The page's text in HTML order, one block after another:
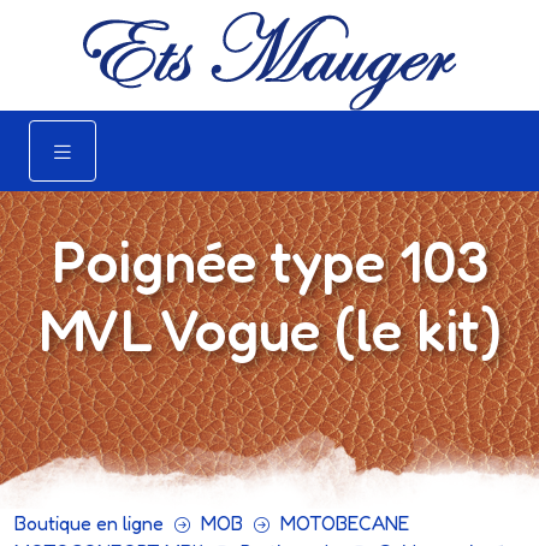
Poignée type 103
MVL Vogue (le kit)
Boutique en ligne MOB
MOTOBECANE